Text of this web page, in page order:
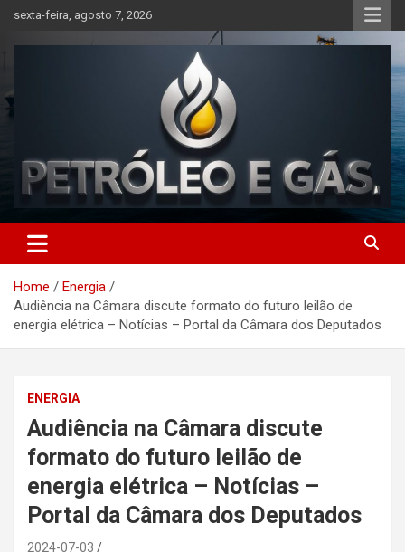
content
sexta-feira, agosto 7, 2026
Petróleo e Gás | Últimas
notícias relacionadas a
petróleo, gás, vagas de
emprego, energia, setor
tecnologia, indústria
automotiva, mineração,
indústria naval, etc
Home
Energia
Audiência na Câmara discute formato do futuro leilão de
energia elétrica – Notícias – Portal da Câmara dos Deputados
ENERGIA
Audiência na Câmara discute
formato do futuro leilão de
energia elétrica – Notícias –
Portal da Câmara dos Deputados
2024-07-03